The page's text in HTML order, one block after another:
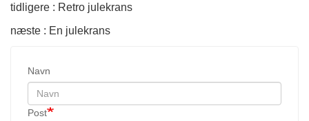
tidligere : Retro julekrans
næste : En julekrans
Navn
Post